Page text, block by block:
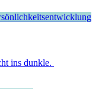
ins dunkle.